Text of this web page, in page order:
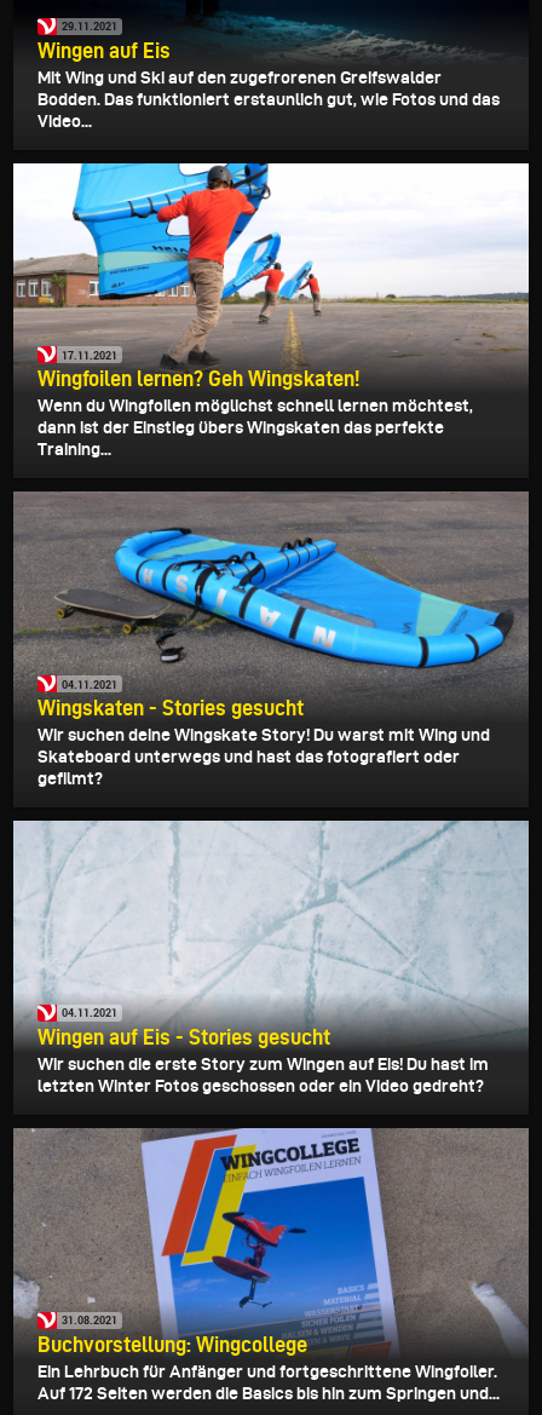
29.11.2021
Wingen auf Eis
Mit Wing und Ski auf den zugefrorenen Greifswalder
Bodden. Das funktioniert erstaunlich gut, wie Fotos und das
Video...
17.11.2021
Wingfoilen lernen? Geh Wingskaten!
Wenn du Wingfoilen möglichst schnell lernen möchtest,
dann ist der Einstieg übers Wingskaten das perfekte
Training...
04.11.2021
Wingskaten - Stories gesucht
Wir suchen deine Wingskate Story! Du warst mit Wing und
Skateboard unterwegs und hast das fotografiert oder
gefilmt?
04.11.2021
Wingen auf Eis - Stories gesucht
Wir suchen die erste Story zum Wingen auf Eis! Du hast im
letzten Winter Fotos geschossen oder ein Video gedreht?
31.08.2021
Buchvorstellung: Wingcollege
Ein Lehrbuch für Anfänger und fortgeschrittene Wingfoiler.
Auf 172 Seiten werden die Basics bis hin zum Springen und...